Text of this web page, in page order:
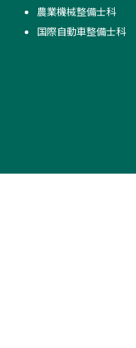
農業機械整備士科
国際自動車整備士科